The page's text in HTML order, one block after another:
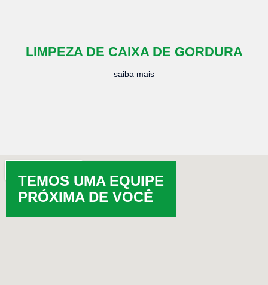
LIMPEZA DE CAIXA DE GORDURA
saiba mais
TEMOS UMA EQUIPE
PRÓXIMA DE VOCÊ